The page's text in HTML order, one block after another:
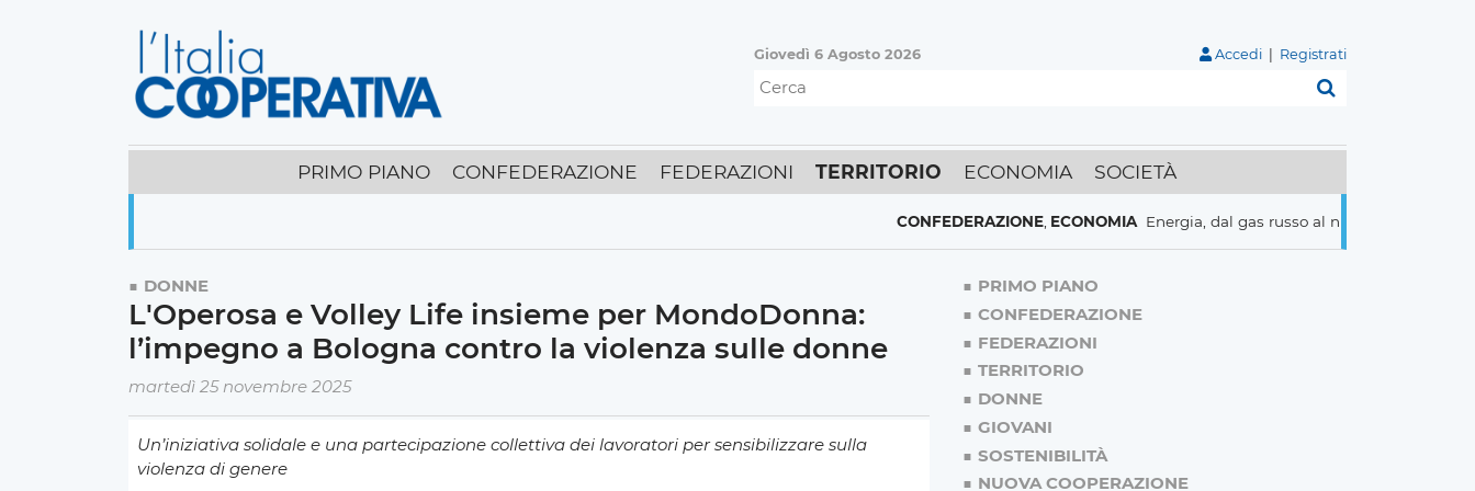
Giovedì 6 Agosto 2026 Accedi Registrati
PRIMO PIANO CONFEDERAZIONE FEDERAZIONI TERRITORIO ECONOMIA SOCIETÀ
CONFEDERAZIONE,ECONOMIA Energia, dal gas russo al nucleare italiani pronti a
DONNE
L'Operosa e Volley Life insieme per MondoDonna:
l’impegno a Bologna contro la violenza sulle donne
martedì 25 novembre 2025
Un’iniziativa solidale e una partecipazione collettiva dei lavoratori per sensibilizzare sulla
violenza di genere
PRIMO PIANO
CONFEDERAZIONE
FEDERAZIONI
TERRITORIO
DONNE
GIOVANI
SOSTENIBILITÀ
NUOVA COOPERAZIONE